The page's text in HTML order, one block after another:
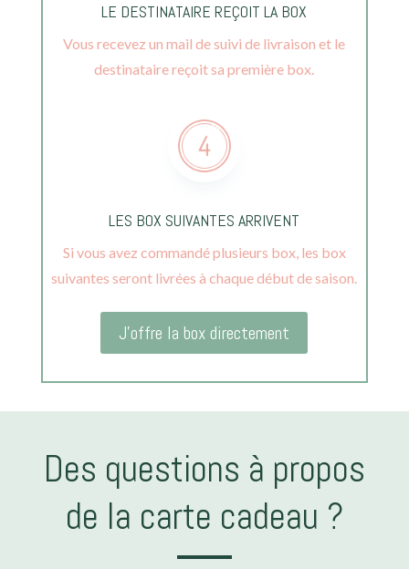
LE DESTINATAIRE REÇOIT LA BOX
Vous recevez un mail de suivi de livraison et le
destinataire reçoit sa première box.
LES BOX SUIVANTES ARRIVENT
Si vous avez commandé plusieurs box, les box
suivantes seront livrées à chaque début de saison.
J'offre la box directement
Des questions à propos
de la carte cadeau ?